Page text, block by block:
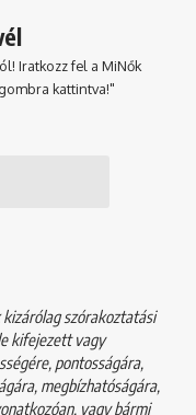
Iratkozz fel a MiNők
kattintva!"
szórakoztatási
kifejezett vagy
pontosságára,
megbízhatóságára,
vagy bármi